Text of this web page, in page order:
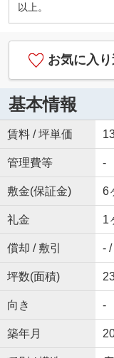
以上。
お気に入
基本情報
賃料 / 坪単価
管理費等 -
敷金(保証金) 6
礼金 1
償却 / 敷引 - /
坪数(面積)
向き -
築年月